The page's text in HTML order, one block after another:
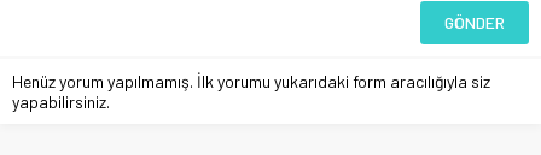
Henüz yorum yapılmamış. İlk yorumu yukarıdaki form aracılığıyla siz
yapabilirsiniz.